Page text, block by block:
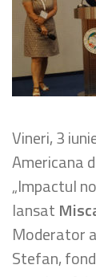
Vineri, 3
Americana
„Impactul
lansat
Moderator
Stefan,